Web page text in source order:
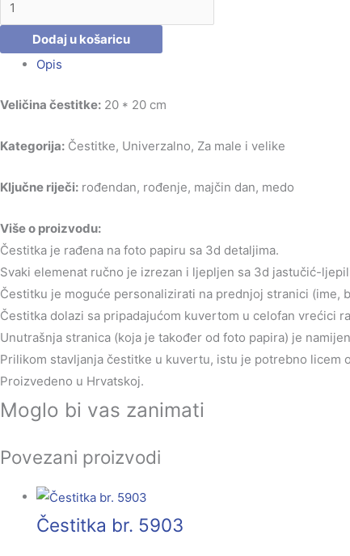
Dodaj u košaricu
Opis
Veličina čestitke: 20 * 20 cm
Kategorija: Čestitke, Univerzalno, Za male i velike
Ključne riječi: rođendan, rođenje, majčin dan, medo
Više o proizvodu:
Čestitka je rađena na foto papiru sa 3d detaljima.
Svaki elemenat ručno je izrezan i ljepljen sa 3d jastučić-
Čestitku je moguće personalizirati na prednjoj stranici (ime,
Čestitka dolazi sa pripadajućom kuvertom u celofan vrećici
Unutrašnja stranica (koja je također od foto papira) je
Prilikom stavljanja čestitke u kuvertu, istu je potrebno
Proizvedeno u Hrvatskoj.
Moglo bi vas zanimati
Povezani proizvodi
Čestitka br. 5903